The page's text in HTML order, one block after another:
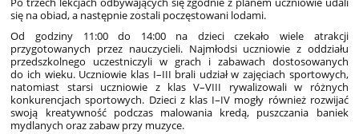
się na obiad, a następnie zostali poczęstowani lodami.
Od godziny 11:00 do 14:00 na dzieci czekało wiele atrakcji
przygotowanych przez nauczycieli. Najmłodsi uczniowie z oddziału
przedszkolnego uczestniczyli w grach i zabawach dostosowanych
do ich wieku. Uczniowie klas I–III brali udział w zajęciach sportowych,
natomiast starsi uczniowie z klas V–VIII rywalizowali w różnych
konkurencjach sportowych. Dzieci z klas I–IV mogły również rozwijać
swoją kreatywność podczas malowania kredą, puszczania baniek
mydlanych oraz zabaw przy muzyce.